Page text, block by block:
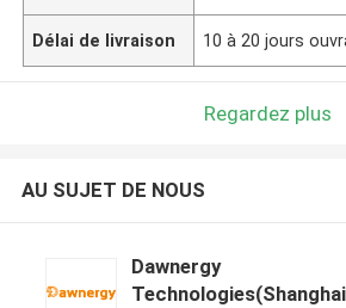
Délai de livraison 10 à 20 jours
Regardez plus
AU SUJET DE NOUS
Dawnergy